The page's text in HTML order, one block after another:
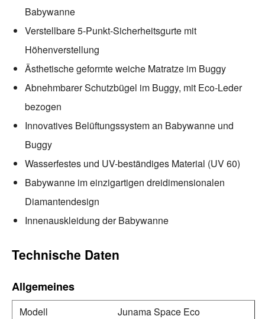
Babywanne
Verstellbare 5-Punkt-Sicherheitsgurte mit
Höhenverstellung
Ästhetische geformte weiche Matratze im Buggy
Abnehmbarer Schutzbügel im Buggy, mit Eco-Leder
bezogen
Innovatives Belüftungssystem an Babywanne und
Buggy
Wasserfestes und UV-beständiges Material (UV 60)
Babywanne im einzigartigen dreidimensionalen
Diamantendesign
Innenauskleidung der Babywanne
Technische Daten
Allgemeines
Modell
Junama Space Eco